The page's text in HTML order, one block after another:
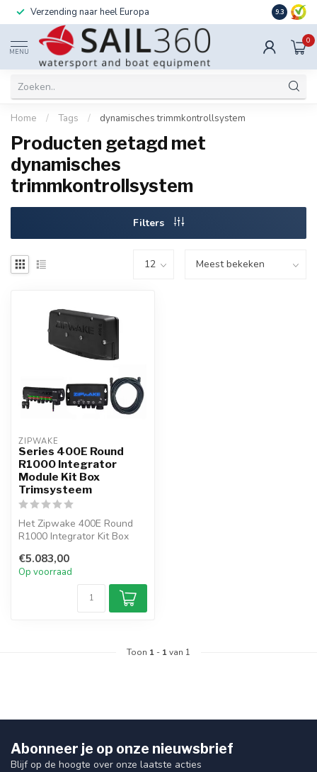
Verzending naar heel Europa Ook
9.3
MENU
0
Home / Tags / dynamisches trimmkontrollsystem
Producten getagd met
dynamisches
trimmkontrollsystem
Filters
ZIPWAKE
Series 400E Round
R1000 Integrator
Module Kit Box
Trimsysteem
Het Zipwake 400E Round
R1000 Integrator Kit Box
dynamisch tri...
€5.083,00
Op voorraad
Toon 1 - 1van 1
Abonneer je op onze nieuwsbrief
Blijf op de hoogte over onze laatste acties